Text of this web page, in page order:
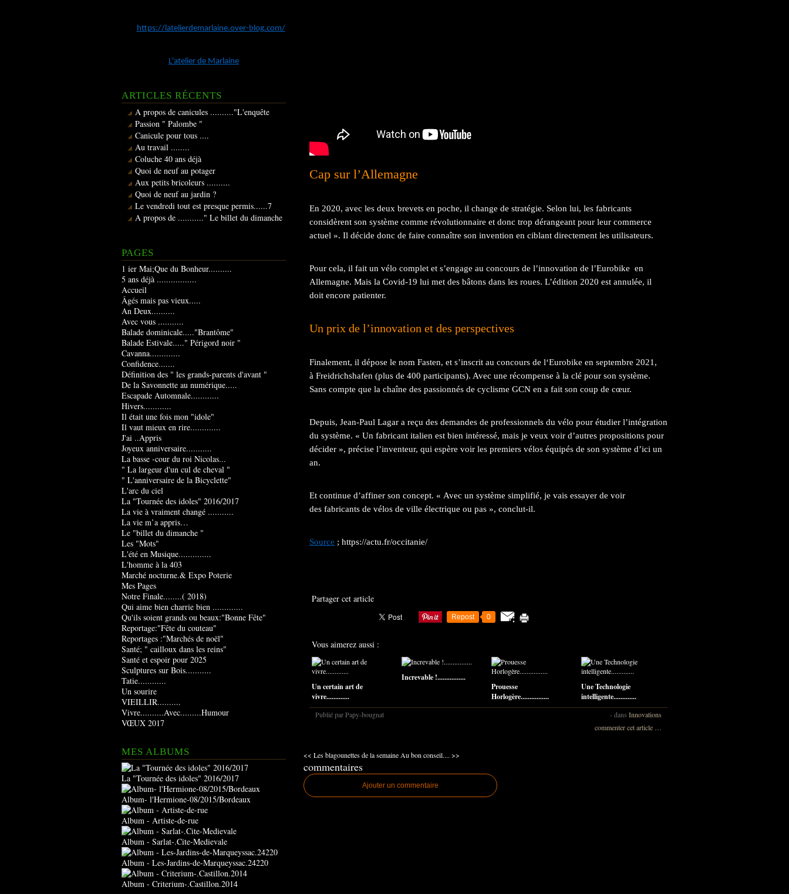
https://latelierdemarlaine.over-blog.com/
L'atelier de Marlaine
ARTICLES RÉCENTS
A propos de canicules .........."L'enquête
Passion " Palombe "
Canicule pour tous ....
Au travail ........
Coluche 40 ans déjà
Quoi de neuf au potager
Aux petits bricoleurs ..........
Quoi de neuf au jardin ?
Le vendredi tout est presque permis......7
A propos de ..........." Le billet du dimanche
PAGES
1 ier Mai;Que du Bonheur..........
5 ans déjà .................
Accueil
Âgés mais pas vieux.....
An Deux..........
Avec vous ...........
Balade dominicale....."Brantôme"
Balade Estivale....." Périgord noir "
Cavanna.............
Confidence.......
Définition des " les grands-parents d'avant "
De la Savonnette au numérique.....
Escapade Automnale............
Hivers............
Il était une fois mon "idole"
Il vaut mieux en rire.............
J'ai ..Appris
Joyeux anniversaire...........
La basse -cour du roi Nicolas...
" La largeur d'un cul de cheval "
" L'anniversaire de la Bicyclette"
L'arc du ciel
La "Tournée des idoles" 2016/2017
La vie à vraiment changé ...........
La vie m’a appris…
Le "billet du dimanche "
Les "Mots"
L'été en Musique..............
L'homme à la 403
Marché nocturne.& Expo Poterie
Mes Pages
Notre Finale........( 2018)
Qui aime bien charrie bien .............
Qu'ils soient grands ou beaux:"Bonne Fête"
Reportage:"Fête du couteau"
Reportages :"Marchés de noël"
Santé; " cailloux dans les reins"
Santé et espoir pour 2025
Sculptures sur Bois...........
Tatie............
Un sourire
VIEILLIR..........
Vivre..........Avec.........Humour
VŒUX 2017
MES ALBUMS
La "Tournée des idoles" 2016/2017
Album- l'Hermione-08/2015/Bordeaux
Album - Artiste-de-rue
Album - Sarlat-.Cite-Medievale
Album - Les-Jardins-de-Marqueyssac.24220
Album - Criterium-.Castillon.2014
Cap sur l’Allemagne
En 2020, avec les deux brevets en poche, il change de stratégie. Selon lui, les fabricants
considèrent son système comme révolutionnaire et donc trop dérangeant pour leur commerce
actuel ». Il décide donc de faire connaître son invention en ciblant directement les utilisateurs.
Pour cela, il fait un vélo complet et s’engage au concours de l’innovation de l’Eurobike en
Allemagne. Mais la Covid-19 lui met des bâtons dans les roues. L’édition 2020 est annulée, il
doit encore patienter.
Un prix de l’innovation et des perspectives
Finalement, il dépose le nom Fasten, et s’inscrit au concours de l‘Eurobike en septembre 2021,
à Freidrichshafen (plus de 400 participants). Avec une récompense à la clé pour son système.
Sans compte que la chaîne des passionnés de cyclisme GCN en a fait son coup de cœur.
Depuis, Jean-Paul Lagar a reçu des demandes de professionnels du vélo pour étudier l’intégration
du système. « Un fabricant italien est bien intéressé, mais je veux voir d’autres propositions pour
décider », précise l’inventeur, qui espère voir les premiers vélos équipés de son système d’ici un
an.
Et continue d’affiner son concept. « Avec un système simplifié, je vais essayer de voir
des fabricants de vélos de ville électrique ou pas », conclut-il.
Source ; https://actu.fr/occitanie/
Partager cet article
Repost 0
Vous aimerez aussi :
Un certain art de
vivre.............
Increvable !................
Prouesse
Horlogère................
Une Technologie
intelligente.............
Publié par Papy-bougnat -dans Innovations
commenter cet article
<< Les blagounettes de la semaine Au bon conseil.... >>
commentaires
Ajouter un commentaire